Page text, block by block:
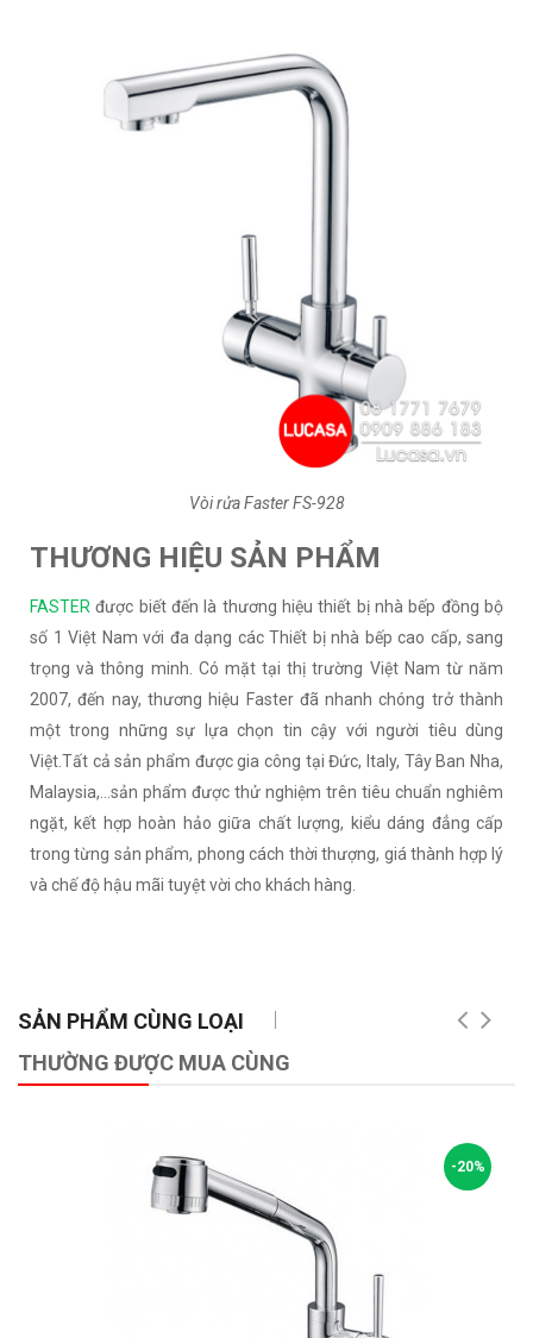
Vòi rửa Faster FS-928
THƯƠNG HIỆU SẢN PHẨM
FASTER được biết đến là thương hiệu thiết bị nhà bếp đồng bộ
số 1 Việt Nam với đa dạng các Thiết bị nhà bếp cao cấp, sang
trọng và thông minh. Có mặt tại thị trường Việt Nam từ năm
2007, đến nay, thương hiệu Faster đã nhanh chóng trở thành
một trong những sự lựa chọn tin cậy với người tiêu dùng
Việt.Tất cả sản phẩm được gia công tại Đức, Italy, Tây Ban Nha,
Malaysia,...sản phẩm được thử nghiệm trên tiêu chuẩn nghiêm
ngặt, kết hợp hoàn hảo giữa chất lượng, kiểu dáng đẳng cấp
trong từng sản phẩm, phong cách thời thượng, giá thành hợp lý
và chế độ hậu mãi tuyệt vời cho khách hàng.
SẢN PHẨM CÙNG LOẠI
THƯỜNG ĐƯỢC MUA CÙNG
-20%